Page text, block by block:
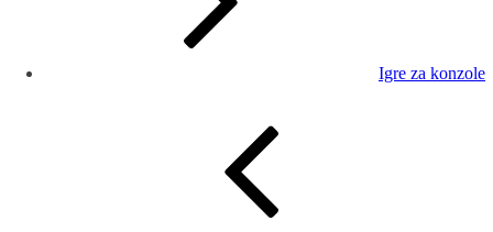
Igre za konzole